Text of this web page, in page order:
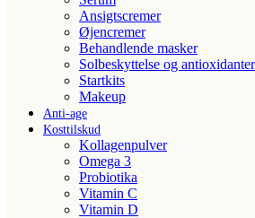
Ansigtscremer
Øjencremer
Behandlende masker
Solbeskyttelse og antioxidanter
Startkits
Makeup
Anti-age
Kosttilskud
Kollagenpulver
Omega 3
Probiotika
Vitamin C
Vitamin D